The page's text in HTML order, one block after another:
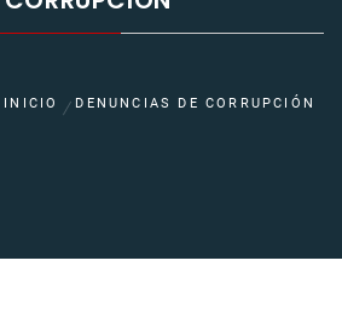
INICIO DENUNCIAS DE CORRUPCIÓN